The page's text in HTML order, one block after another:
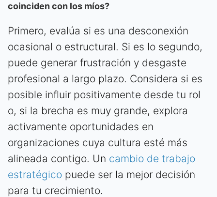
coinciden con los míos?
Primero, evalúa si es una desconexión
ocasional o estructural. Si es lo segundo,
puede generar frustración y desgaste
profesional a largo plazo. Considera si es
posible influir positivamente desde tu rol
o, si la brecha es muy grande, explora
activamente oportunidades en
organizaciones cuya cultura esté más
alineada contigo. Un cambio de trabajo
estratégico puede ser la mejor decisión
para tu crecimiento.